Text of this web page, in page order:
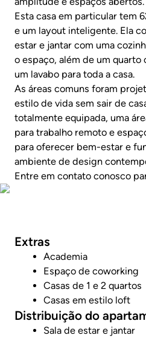
Esta casa em particular tem
e um layout inteligente. Ela
estar e jantar com uma
o espaço, além de um
um lavabo para toda a casa.
As áreas comuns foram
estilo de vida sem sair de
totalmente equipada, uma
para trabalho remoto e
para oferecer bem-estar e
ambiente de design
Entre em contato conosco
Extras
Academia
Espaço de coworking
Casas de 1 e 2 quartos
Casas em estilo loft
Distribuição do
Sala de estar e jantar